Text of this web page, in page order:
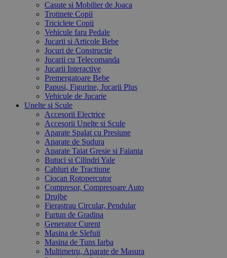
Casute si Mobilier de Joaca
Trotinete Copii
Triciclete Copii
Vehicule fara Pedale
Jucarii si Articole Bebe
Jocuri de Constructie
Jucarii cu Telecomanda
Jucarii Interactive
Premergatoare Bebe
Papusi, Figurine, Jucarii Plus
Vehicule de Jucarie
Unelte si Scule
Accesorii Electrice
Accesorii Unelte si Scule
Aparate Spalat cu Presiune
Aparate de Sudura
Aparate Taiat Gresie si Faianta
Butuci si Cilindri Yale
Cabluri de Tractiune
Ciocan Rotopercutor
Compresor, Compresoare Auto
Drujbe
Fierastrau Circular, Pendular
Furtun de Gradina
Generator Curent
Masina de Slefuit
Masina de Tuns Iarba
Multimetru, Aparate de Masura